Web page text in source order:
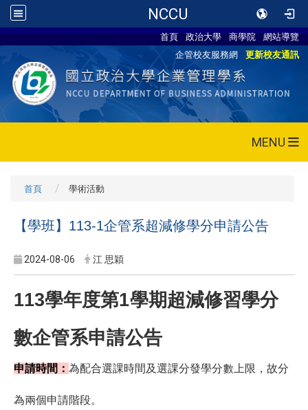
NCCU
首頁 政治大學 商學院
網站導覽
企管校友服務網
更新校友通訊
MENU
首頁 學術活動
【學班】113-1企管系超減修學分申請公告
2024-08-06 江 思穎
113學年度第1學期超減修習學分
數企管系申請公告
申請時間： 為配合選課時間及選課分發學分數上限，故分
為兩個申請階段。